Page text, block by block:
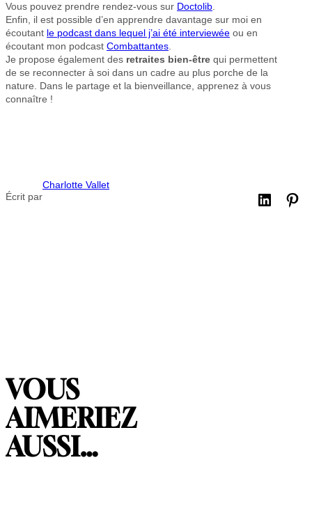
Vous pouvez prendre rendez-vous sur Doctolib
Enfin, il est possible d’en apprendre davantage sur moi en
écoutant le podcast dans lequel j’ai été interviewée ou en
écoutant mon podcast Combattantes
Je propose également des retraites bien-être qui permettent
de se reconnecter à soi dans un cadre au plus porche de la
nature. Dans le partage et la bienveillance, apprenez à vous
connaître !
Écrit par
Charlotte Vallet
VOUS
AIMERIEZ
AUSSI…